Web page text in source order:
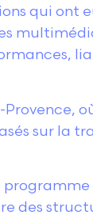
qui ont
sur la
des